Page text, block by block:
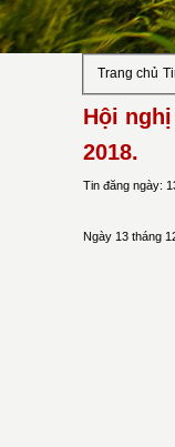
Trang chủ
Hội
2018.
Tin đăng ngày:
Ngày 13 tháng